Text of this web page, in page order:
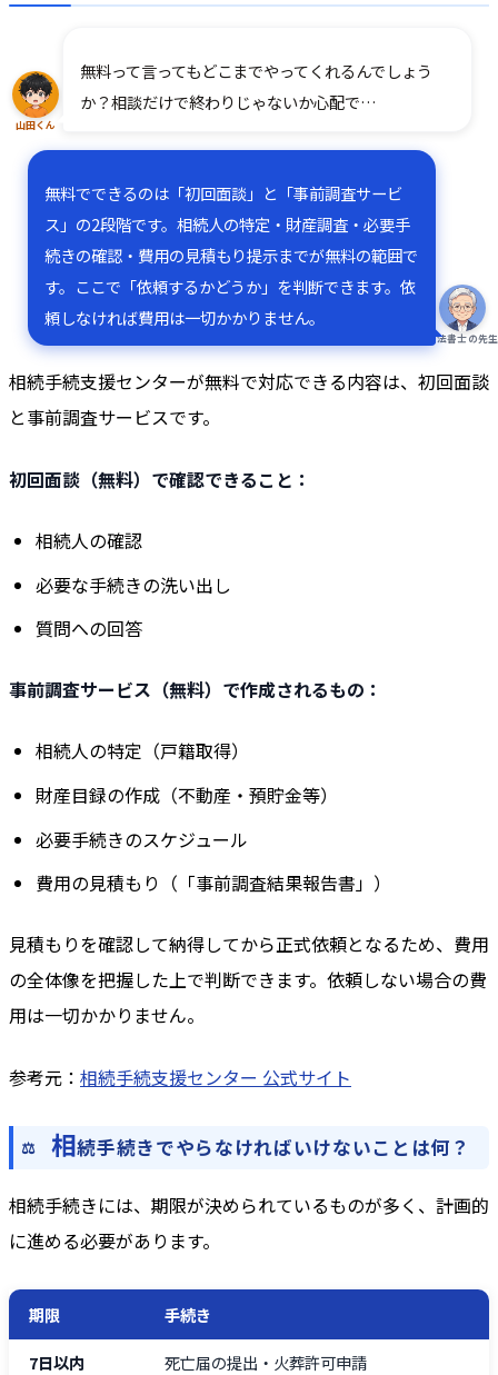
山田くん
無料って言ってもどこまでやってくれるんでしょう
か？相談だけで終わりじゃないか心配で…
司法書士の先生
無料でできるのは「初回面談」と「事前調査サービ
ス」の2段階です。相続人の特定・財産調査・必要手
続きの確認・費用の見積もり提示までが無料の範囲で
す。ここで「依頼するかどうか」を判断できます。依
頼しなければ費用は一切かかりません。
相続手続支援センターが無料で対応できる内容は、初回面談
と事前調査サービスです。
初回面談（無料）で確認できること：
相続人の確認
必要な手続きの洗い出し
質問への回答
事前調査サービス（無料）で作成されるもの：
相続人の特定（戸籍取得）
財産目録の作成（不動産・預貯金等）
必要手続きのスケジュール
費用の見積もり（「事前調査結果報告書」）
見積もりを確認して納得してから正式依頼となるため、費用
の全体像を把握した上で判断できます。依頼しない場合の費
用は一切かかりません。
参考元： 相続手続支援センター 公式サイト
相続手続きでやらなければいけないことは何？
相続手続きには、期限が決められているものが多く、計画的
に進める必要があります。
期限 手続き
7日以内 死亡届の提出・火葬許可申請